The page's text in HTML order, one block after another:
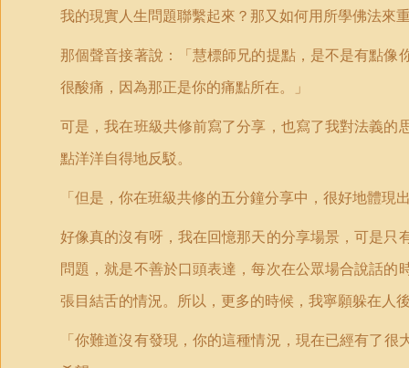
我的現實人生問題聯繫起來？那又如何用所學佛法來
那個聲音接著說：「慧標師兄的提點，是不是有點
很酸痛，因為那正是你的痛點所在。」
可是，我在班級共修前寫了分享，也寫了我對法義
點洋洋自得地反駁。
「但是，你在班級共修的五分鐘分享中，很好地體現
好像真的沒有呀，我在回憶那天的分享場景，可是
問題，就是不善於口頭表達，每次在公眾場合說話
張目結舌的情況。所以，更多的時候，我寧願躲在人
「你難道沒有發現，你的這種情況，現在已經有了